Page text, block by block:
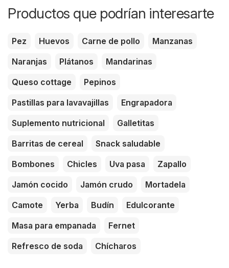
Productos que podrían interesarte
Pez Huevos Carne de pollo
Manzanas
Naranjas
Plátanos
Mandarinas
Queso cottage
Pepinos
Pastillas para lavavajillas
Engrapadora
Suplemento nutricional
Galletitas
Barritas de cereal
Snack saludable
Bombones
Chicles Uva pasa
Zapallo
Jamón cocido
Jamón crudo
Mortadela
Camote
Yerba Budín
Edulcorante
Masa para empanada
Fernet
Refresco de soda
Chícharos